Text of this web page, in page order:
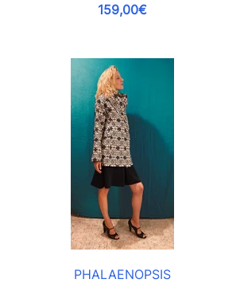
159,00€
PHALAENOPSIS